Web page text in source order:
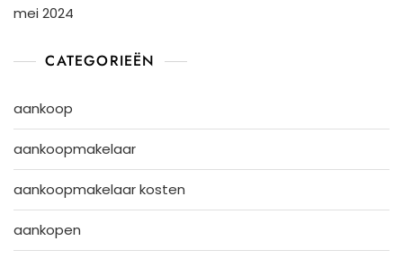
mei 2024
CATEGORIEËN
aankoop
aankoopmakelaar
aankoopmakelaar kosten
aankopen